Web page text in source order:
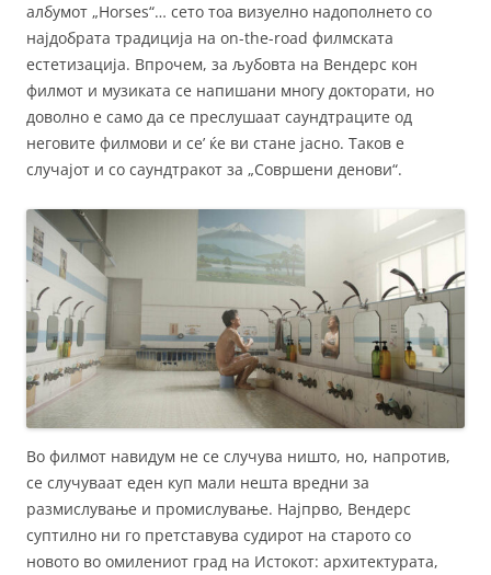
албумот „Horses“… сето тоа визуелно надополнето со
најдобрата традиција на on-the-road филмската
естетизација. Впрочем, за љубовта на Вендерс кон
филмот и музиката се напишани многу докторати, но
доволно е само да се преслушаат саундтраците од
неговите филмови и се’ ќе ви стане јасно. Таков е
случајот и со саундтракот за „Совршени денови“.
Во филмот навидум не се случува ништо, но, напротив,
се случуваат еден куп мали нешта вредни за
размислување и промислување. Најпрво, Вендерс
суптилно ни го претставува судирот на старото со
новото во омилениот град на Истокот: архитектурата,